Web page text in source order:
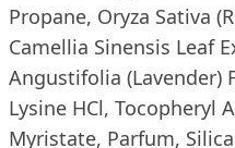
Propane, Oryza Sativa
Camellia Sinensis Leaf
Angustifolia (Lavender)
Lysine HCl, Tocopheryl
Myristate, Parfum,